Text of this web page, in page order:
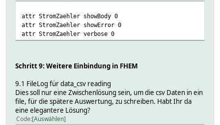
attr StromZaehler showBody 0
attr StromZaehler showError 0
attr StromZaehler verbose 0
Schritt 9: Weitere Einbindung in FHEM
9.1 FileLog für data_csv reading
Dies soll nur eine Zwischenlösung sein, um die csv Daten in ein
file, für die spätere Auswertung, zu schreiben. Habt Ihr da
eine elegantere Lösung?
Code Auswählen